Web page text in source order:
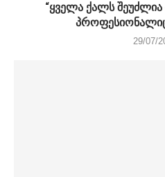
“ყველა ქალს
29/07/